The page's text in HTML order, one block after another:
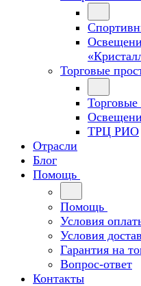
Торговые
Торговые
ТРЦ РИО
Отрасли
Блог
Помощь
Помощь
Условия
Условия
Гарантия на
Вопрос-ответ
Контакты